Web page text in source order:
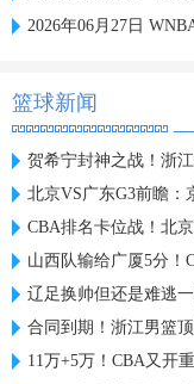
2026年06月27日 WNBA
篮球新闻
贺希宁封神之战！浙
北京VS广东G3前瞻：
CBA排名卡位战！北
山西队输给广厦5分！
辽足换帅但还是难逃一
合同到期！浙江男篮顶
11万+5万！CBA又开重